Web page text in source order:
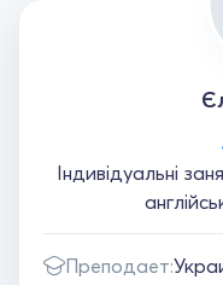
Індивідуальні
Преподает: